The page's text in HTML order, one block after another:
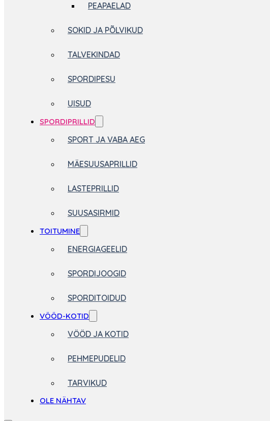
PEAPAELAD
SOKID JA PÕLVIKUD
TALVEKINDAD
SPORDIPESU
UISUD
SPORDIPRILLID
SPORT JA VABA AEG
MÄESUUSAPRILLID
LASTEPRILLID
SUUSASIRMID
TOITUMINE
ENERGIAGEELID
SPORDIJOOGID
SPORDITOIDUD
VÖÖD-KOTID
VÖÖD JA KOTID
PEHMEPUDELID
TARVIKUD
OLE NÄHTAV